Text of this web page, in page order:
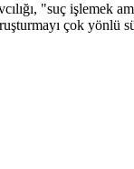
"suç işlemek
çok yönlü